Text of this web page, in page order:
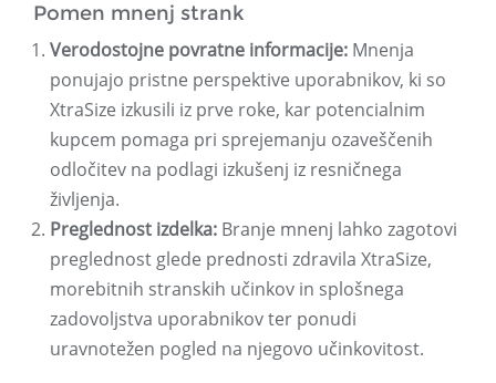
Pomen mnenj strank
Verodostojne povratne informacije: Mnenja
ponujajo pristne perspektive uporabnikov, ki so
XtraSize izkusili iz prve roke, kar potencialnim
kupcem pomaga pri sprejemanju ozaveščenih
odločitev na podlagi izkušenj iz resničnega
življenja.
Preglednost izdelka: Branje mnenj lahko zagotovi
preglednost glede prednosti zdravila XtraSize,
morebitnih stranskih učinkov in splošnega
zadovoljstva uporabnikov ter ponudi
uravnotežen pogled na njegovo učinkovitost.